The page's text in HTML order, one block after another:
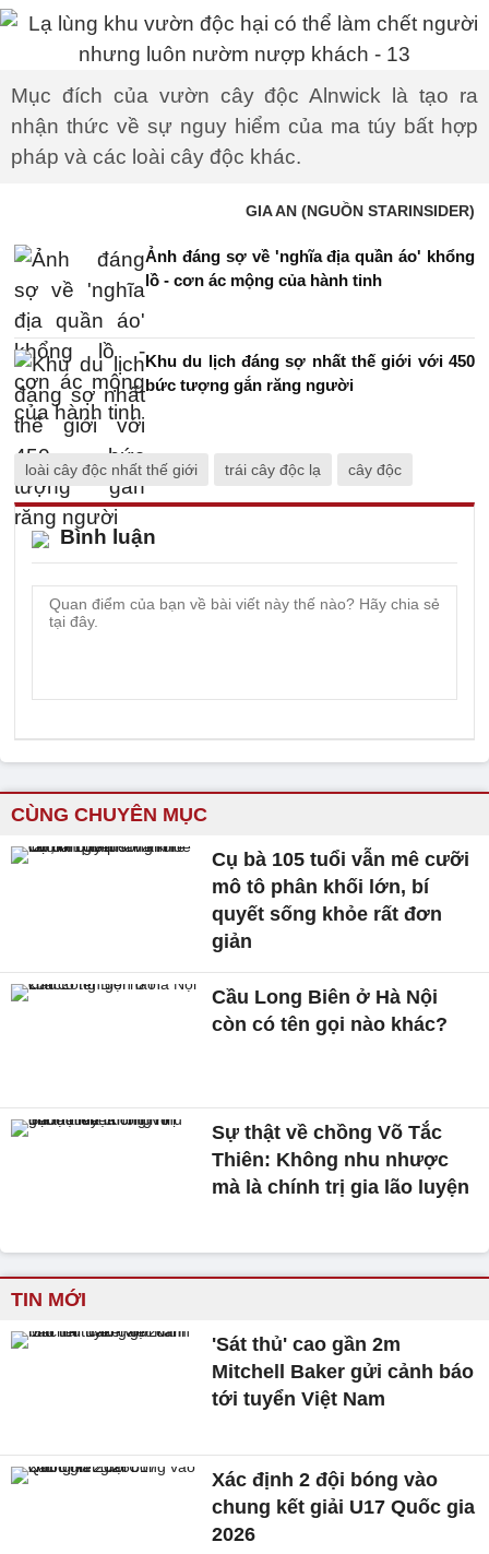
Mục đích của vườn cây độc Alnwick là tạo ra
nhận thức về sự nguy hiểm của ma túy bất hợp
pháp và các loài cây độc khác.
GIA AN (NGUỒN STARINSIDER)
Ảnh đáng sợ về 'nghĩa địa quần áo' khổng
lồ - cơn ác mộng của hành tinh
Khu du lịch đáng sợ nhất thế giới với 450
bức tượng gắn răng người
loài cây độc nhất thế giới trái cây độc lạ cây độc
Bình luận
CÙNG CHUYÊN MỤC
Cụ bà 105 tuổi vẫn mê cưỡi
mô tô phân khối lớn, bí
quyết sống khỏe rất đơn
giản
Cầu Long Biên ở Hà Nội
còn có tên gọi nào khác?
Sự thật về chồng Võ Tắc
Thiên: Không nhu nhược
mà là chính trị gia lão luyện
TIN MỚI
'Sát thủ' cao gần 2m
Mitchell Baker gửi cảnh báo
tới tuyển Việt Nam
Xác định 2 đội bóng vào
chung kết giải U17 Quốc gia
2026